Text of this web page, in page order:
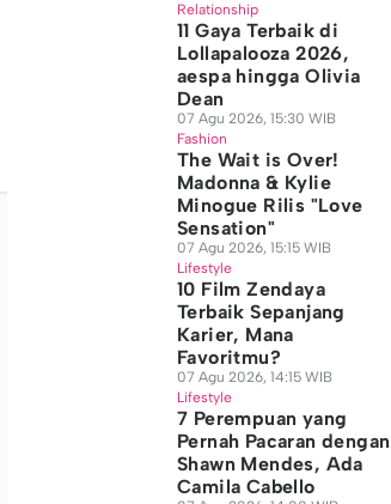
Relationship
11 Gaya Terbaik di
Lollapalooza 2026,
aespa hingga Olivia
Dean
07 Agu 2026, 15:30 WIB
Fashion
The Wait is Over!
Madonna & Kylie
Minogue Rilis "Love
Sensation"
07 Agu 2026, 15:15 WIB
Lifestyle
10 Film Zendaya
Terbaik Sepanjang
Karier, Mana
Favoritmu?
07 Agu 2026, 14:15 WIB
Lifestyle
7 Perempuan yang
Pernah Pacaran dengan
Shawn Mendes, Ada
Camila Cabello